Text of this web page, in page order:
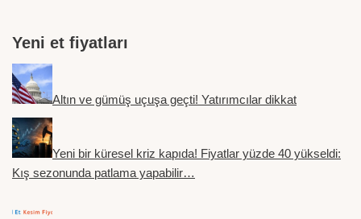
Yeni et fiyatları
Altın ve gümüş uçuşa geçti! Yatırımcılar dikkat
Yeni bir küresel kriz kapıda! Fiyatlar yüzde 40 yükseldi:
Kış sezonunda patlama yapabilir…